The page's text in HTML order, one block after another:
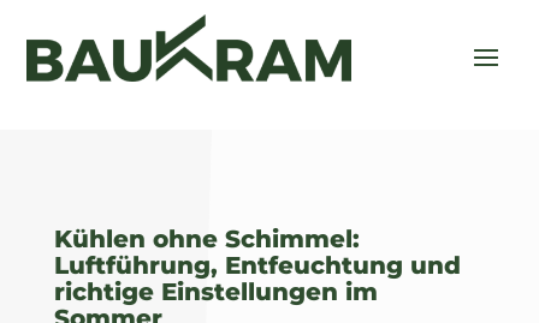
Kühlen ohne Schimmel:
Luftführung, Entfeuchtung und
richtige Einstellungen im